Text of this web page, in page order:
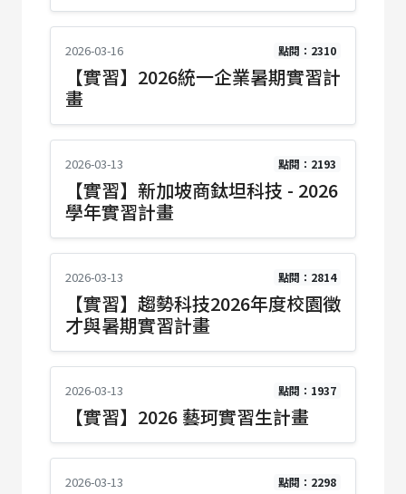
2026-03-16 點閱：2310
【實習】2026統一企業暑期實習計
畫
2026-03-13 點閱：2193
【實習】新加坡商鈦坦科技 - 2026
學年實習計畫
2026-03-13 點閱：2814
【實習】趨勢科技2026年度校園徵
才與暑期實習計畫
2026-03-13 點閱：1937
【實習】2026 藝珂實習生計畫
2026-03-13 點閱：2298